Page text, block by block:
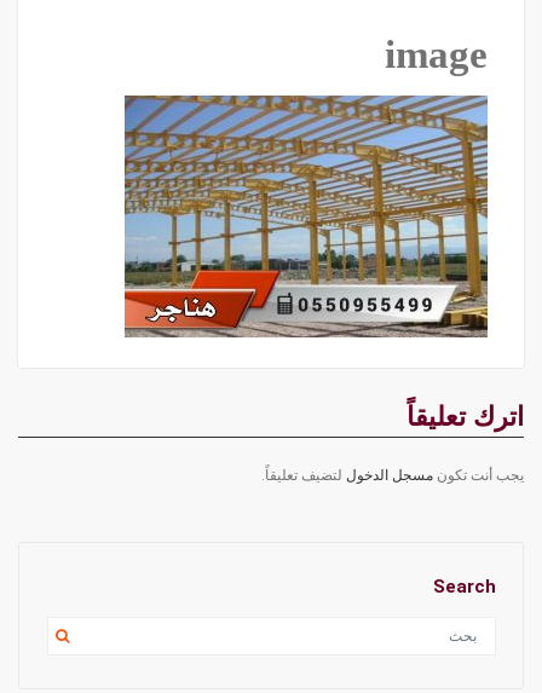
image
اترك تعليقاً
يجب أنت تكون مسجل الدخول لتضيف تعليقاً.
Search